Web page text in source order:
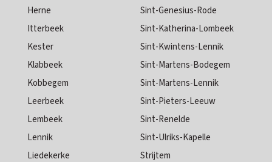
Herne
Itterbeek
Kester
Klabbeek
Kobbegem
Leerbeek
Lembeek
Lennik
Liedekerke
Sint-Genesius-Rode
Sint-Katherina-Lombeek
Sint-Kwintens-Lennik
Sint-Martens-Bodegem
Sint-Martens-Lennik
Sint-Pieters-Leeuw
Sint-Renelde
Sint-Ulriks-Kapelle
Strijtem